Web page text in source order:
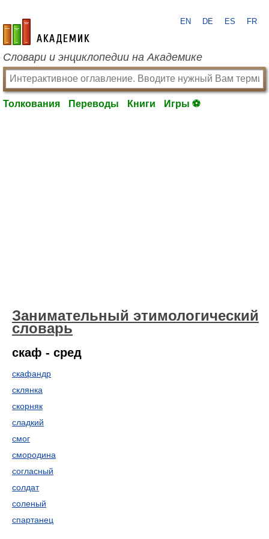
academic.ru
EN DE ES FR
Словари и энциклопедии на Академике
Толкования Переводы Книги Игры ⚽
Занимательный этимологический
словарь
скаф - сред
скафандр
склянка
скорняк
сладкий
смог
смородина
согласный
солдат
соленый
спартанец